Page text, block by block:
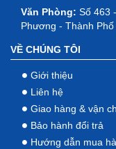
Văn Phòng: Số 463
Phương - Thành Phố
VỀ CHÚNG TÔI
Giới thiệu
Liên hệ
Giao hàng & vận
Bảo hành đổi trả
Hướng dẫn mua